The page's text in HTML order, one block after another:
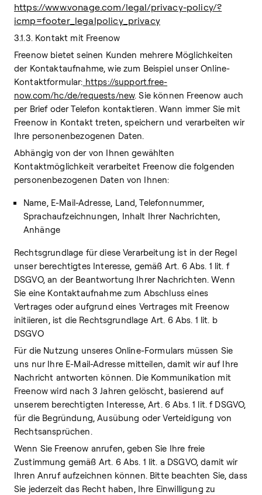
https://www.vonage.com/legal/privacy-policy/?
icmp=footer_legalpolicy_privacy
3.1.3. Kontakt mit Freenow
Freenow bietet seinen Kunden mehrere Möglichkeiten
der Kontaktaufnahme, wie zum Beispiel unser Online-
Kontaktformular: https://support.free-
now.com/hc/de/requests/new. Sie können Freenow auch
per Brief oder Telefon kontaktieren. Wann immer Sie mit
Freenow in Kontakt treten, speichern und verarbeiten wir
Ihre personenbezogenen Daten.
Abhängig von der von Ihnen gewählten
Kontaktmöglichkeit verarbeitet Freenow die folgenden
personenbezogenen Daten von Ihnen:
Name, E-Mail-Adresse, Land, Telefonnummer,
Sprachaufzeichnungen, Inhalt Ihrer Nachrichten,
Anhänge
Rechtsgrundlage für diese Verarbeitung ist in der Regel
unser berechtigtes Interesse, gemäß Art. 6 Abs. 1 lit. f
DSGVO, an der Beantwortung Ihrer Nachrichten. Wenn
Sie eine Kontaktaufnahme zum Abschluss eines
Vertrages oder aufgrund eines Vertrages mit Freenow
initiieren, ist die Rechtsgrundlage Art. 6 Abs. 1 lit. b
DSGVO
Für die Nutzung unseres Online-Formulars müssen Sie
uns nur Ihre E-Mail-Adresse mitteilen, damit wir auf Ihre
Nachricht antworten können. Die Kommunikation mit
Freenow wird nach 3 Jahren gelöscht, basierend auf
unserem berechtigten Interesse, Art. 6 Abs. 1 lit. f DSGVO,
für die Begründung, Ausübung oder Verteidigung von
Rechtsansprüchen.
Wenn Sie Freenow anrufen, geben Sie Ihre freie
Zustimmung gemäß Art. 6 Abs. 1 lit. a DSGVO, damit wir
Ihren Anruf aufzeichnen können. Bitte beachten Sie, dass
Sie jederzeit das Recht haben, Ihre Einwilligung zu